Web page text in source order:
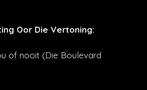
Oor Die Vertoning:
of nooit (Die Boulevard